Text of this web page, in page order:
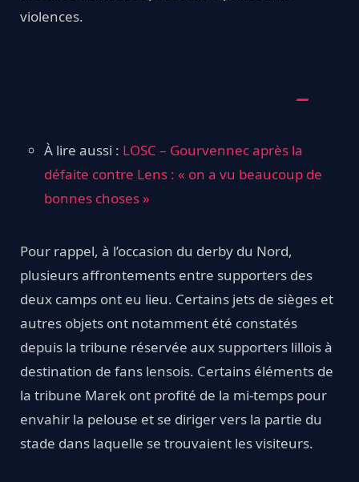
violences.
À lire aussi : LOSC – Gourvennec après la
défaite contre Lens : « on a vu beaucoup de
bonnes choses »
Pour rappel, à l’occasion du derby du Nord,
plusieurs affrontements entre supporters des
deux camps ont eu lieu. Certains jets de sièges et
autres objets ont notamment été constatés
depuis la tribune réservée aux supporters lillois à
destination de fans lensois. Certains éléments de
la tribune Marek ont profité de la mi-temps pour
envahir la pelouse et se diriger vers la partie du
stade dans laquelle se trouvaient les visiteurs.